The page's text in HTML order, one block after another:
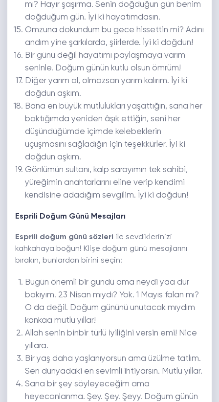
mı? Hayır şaşırma. Senin doğduğun gün benim
doğduğum gün. İyi ki hayatımdasın.
Omzuna dokundum bu gece hissettin mi? Adını
andım yine şarkılarda, şiirlerde. İyi ki doğdun!
Bir günü değil hayatımı paylaşmaya varım
seninle. Doğum günün kutlu olsun ömrüm!
Diğer yarım ol, olmazsan yarım kalırım. İyi ki
doğdun aşkım.
Bana en büyük mutlulukları yaşattığın, sana her
baktığımda yeniden âşık ettiğin, seni her
düşündüğümde içimde kelebeklerin
uçuşmasını sağladığın için teşekkürler. İyi ki
doğdun aşkım.
Gönlümün sultanı, kalp sarayımın tek sahibi,
yüreğimin anahtarlarını eline verip kendimi
kendisine adadığım sevgilim. İyi ki doğdun!
Esprili Doğum Günü Mesajları
Esprili doğum günü sözleri ile sevdiklerinizi
kahkahaya boğun! Klişe doğum günü mesajlarını
bırakın, bunlardan birini seçin:
Bugün önemli bir gündü ama neydi yaa dur
bakıyım. 23 Nisan mıydı? Yok. 1 Mayıs falan mı?
O da değil. Doğum gününü unutacak mıydım
kankaa mutlu yıllar!
Allah senin binbir türlü iyiliğini versin emi! Nice
yıllara.
Bir yaş daha yaşlanıyorsun ama üzülme tatlım.
Sen dünyadaki en sevimli ihtiyarsın. Mutlu yıllar.
Sana bir şey söyleyeceğim ama
heyecanlanma. Şey. Şey. Şeyy. Doğum günün